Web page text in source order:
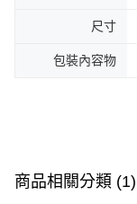
尺寸
包裝內容物
商品相關分類 (1)